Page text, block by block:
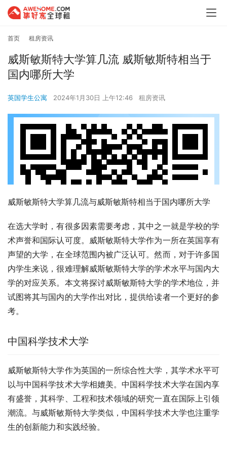
首页 租房资讯
威斯敏斯特大学算几流 威斯敏斯特相当于
国内哪所大学
英国学生公寓 2024年1月30日 上午12:46 租房资讯
威斯敏斯特大学算几流与威斯敏斯特相当于国内哪所大学
在选大学时，有很多因素需要考虑，其中之一就是学校的学
术声誉和国际认可度。威斯敏斯特大学作为一所在英国享有
声望的大学，在全球范围内被广泛认可。然而，对于许多国
内学生来说，很难理解威斯敏斯特大学的学术水平与国内大
学的对应关系。本文将探讨威斯敏斯特大学的学术地位，并
试图将其与国内的大学作出对比，提供给读者一个更好的参
考。
中国科学技术大学
威斯敏斯特大学作为英国的一所综合性大学，其学术水平可
以与中国科学技术大学相媲美。中国科学技术大学在国内享
有盛誉，其科学、工程和技术领域的研究一直在国际上引领
潮流。与威斯敏斯特大学类似，中国科学技术大学也注重学
生的创新能力和实践经验。